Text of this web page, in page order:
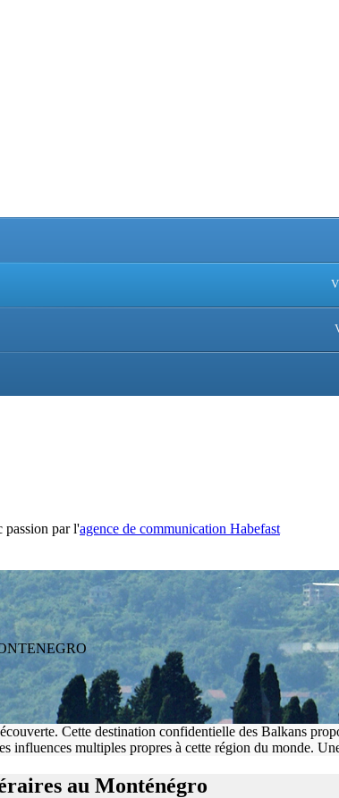
par l'agence de communication Habefast
Cette destination confidentielle des Balkans
influences multiples propres à cette région du monde.
au Monténégro